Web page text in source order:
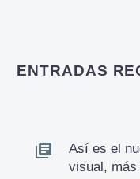
ENTRADAS
Así es el
visual,